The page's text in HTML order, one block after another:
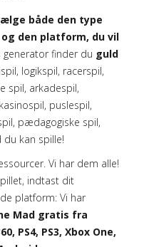
både den type
den platform, du vil
generator finder du guld
logikspil, racerspil,
spil, arkadespil,
puslespil,
pædagogiske spil,
du kan spille!
Vi har dem alle!
indtast dit
platform: Vi har
Mad gratis fra
PS4, PS3, Xbox One,